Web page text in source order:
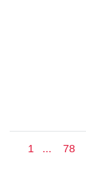
1 ... 78